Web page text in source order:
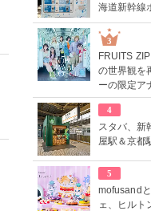
海道新幹線
3
FRUITS
の世界観を
ーの限定ア
4
スタバ、新
屋駅＆京都
5
mofusand
ェ、ヒルト